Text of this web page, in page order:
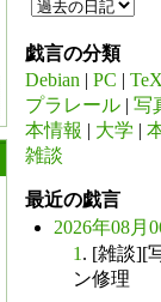
戯言の分類
Debian | PC | TeX
プラレール | 写
本情報 | 大学 |
雑談
最近の戯言
2026年08月
1 . [雑談][
ン修理